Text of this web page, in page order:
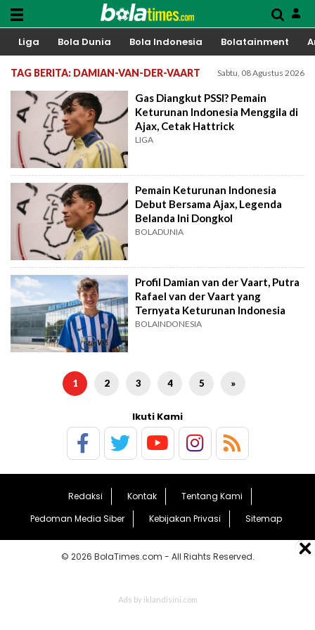
Liga Bola Dunia Bola Indonesia Bolatainment
TAG BERITA: DAMIAN-VAN-DER-VAART Sabtu, 08 Agustus 2026
Gas Diangkut PSSI? Pemain
Keturunan Indonesia Menggila di
Ajax, Cetak Hattrick
LIGA
Pemain Keturunan Indonesia
Debut Bersama Ajax, Legenda
Belanda Ini Dongkol
BOLADUNIA
Profil Damian van der Vaart, Putra
Rafael van der Vaart yang
Ternyata Keturunan Indonesia
BOLAINDONESIA
1 2 3 4 5 »
Ikuti Kami
Redaksi Kontak
Tentang Kami
Pedoman Media Siber
Kebijakan Privasi Sitemap
© 2026 BolaTimes.com - All Rights Reserved.